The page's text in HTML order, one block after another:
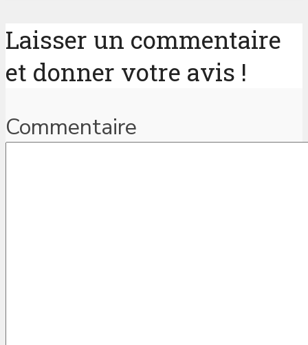
Laisser un commentaire
et donner votre avis !
Commentaire